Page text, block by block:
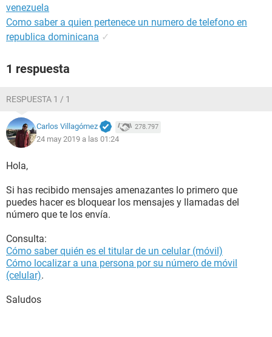
venezuela
Como saber a quien pertenece un numero de telefono en
republica dominicana ✓
1 respuesta
RESPUESTA 1 / 1
Carlos Villagómez 278.797
24 may 2019 a las 01:24
Hola,
Si has recibido mensajes amenazantes lo primero que
puedes hacer es bloquear los mensajes y llamadas del
número que te los envía.
Consulta:
Cómo saber quién es el titular de un celular (móvil)
Cómo localizar a una persona por su número de móvil
(celular).
Saludos